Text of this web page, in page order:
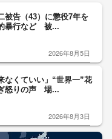
被告（43）に懲役7年を
暴行など 被...
2026年8月5日
なくていい」“世界一”花
怒りの声 場...
2026年8月3日